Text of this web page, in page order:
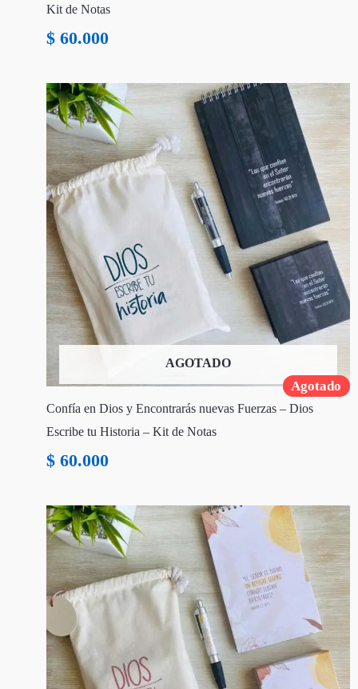
Kit de Notas
$ 60.000
Agotado
AGOTADO
Confía en Dios y Encontrarás nuevas Fuerzas – Dios
Escribe tu Historia – Kit de Notas
$ 60.000